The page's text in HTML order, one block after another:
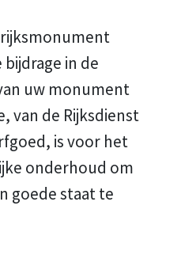
rijksmonument
in de
uw monument
van de Rijksdienst
is voor het
onderhoud om
goede staat te